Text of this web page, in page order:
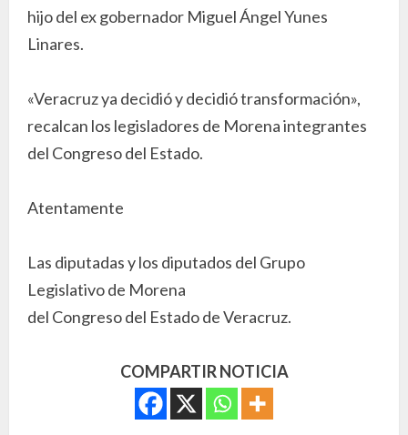
hijo del ex gobernador Miguel Ángel Yunes
Linares.
«Veracruz ya decidió y decidió transformación»,
recalcan los legisladores de Morena integrantes
del Congreso del Estado.
Atentamente
Las diputadas y los diputados del Grupo
Legislativo de Morena
del Congreso del Estado de Veracruz.
COMPARTIR NOTICIA